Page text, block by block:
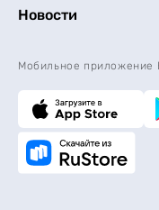
Новости
Мобильное приложение